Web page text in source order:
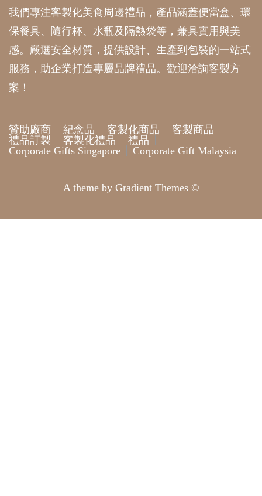
我們專注客製化美食周邊禮品，產品涵蓋便當盒、環
保餐具、隨行杯、水瓶及隔熱袋等，兼具實用與美
感。嚴選安全材質，提供設計、生產到包裝的一站式
服務，助企業打造專屬品牌禮品。歡迎洽詢客製方
案！
贊助廠商 紀念品 客製化商品
客製商品
禮品訂製
客製化禮品
禮品
Corporate Gifts Singapore
Corporate Gift Malaysia
A theme by Gradient Themes ©